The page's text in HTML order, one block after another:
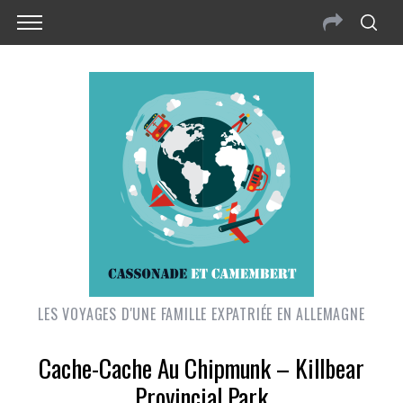
LES VOYAGES D'UNE FAMILLE EXPATRIÉE EN ALLEMAGNE
Cache-Cache Au Chipmunk – Killbear